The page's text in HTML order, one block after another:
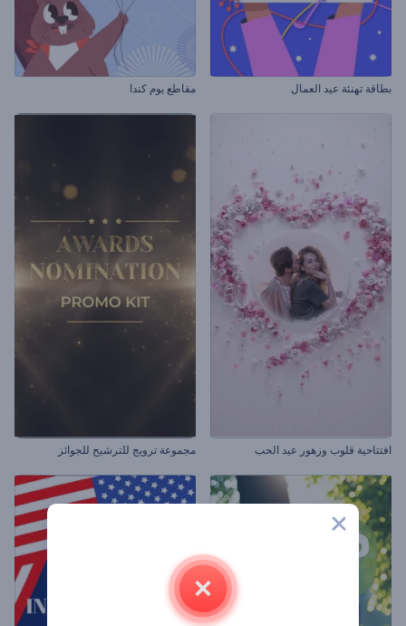
بطاقة تهنئة عيد العمال مقاطع يوم كندا
افتتاحية قلوب وزهور عيد الحب مجموعة ترويج للترشيح للجوائز